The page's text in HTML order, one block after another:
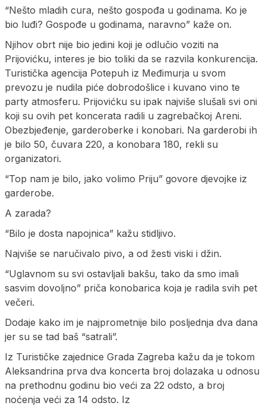
“Nešto mladih cura, nešto gospođa u godinama. Ko je
bio luđi? Gospođe u godinama, naravno” kaže on.
Njihov obrt nije bio jedini koji je odlučio voziti na
Prijovićku, interes je bio toliki da se razvila konkurencija.
Turistička agencija Potepuh iz Međimurja u svom
prevozu je nudila piće dobrodošlice i kuvano vino te
party atmosferu. Prijovićku su ipak najviše slušali svi oni
koji su ovih pet koncerata radili u zagrebačkoj Areni.
Obezbjeđenje, garderoberke i konobari. Na garderobi ih
je bilo 50, čuvara 220, a konobara 180, rekli su
organizatori.
“Top nam je bilo, jako volimo Priju” govore djevojke iz
garderobe.
A zarada?
“Bilo je dosta napojnica” kažu stidljivo.
Najviše se naručivalo pivo, a od žesti viski i džin.
“Uglavnom su svi ostavljali bakšu, tako da smo imali
sasvim dovoljno” priča konobarica koja je radila svih pet
večeri.
Dodaje kako im je najprometnije bilo posljednja dva dana
jer su se tad baš “satrali”.
Iz Turističke zajednice Grada Zagreba kažu da je tokom
Aleksandrina prva dva koncerta broj dolazaka u odnosu
na prethodnu godinu bio veći za 22 odsto, a broj
noćenja veći za 14 odsto. Iz